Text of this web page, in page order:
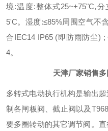
境:温度:整体式25~+75"C,
5'C。湿度:≤85%周围空气不
合IEC14 IP65 (即防雨防尘)
4。
天津厂家销售
多转式电动执行机构是输出
制各闸板阀、截止阀以及
要多圈转动的其它调节阀。 直